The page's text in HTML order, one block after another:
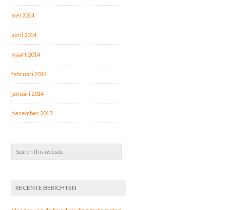
mei 2014
april 2014
maart 2014
februari 2014
januari 2014
december 2013
RECENTE BERICHTEN